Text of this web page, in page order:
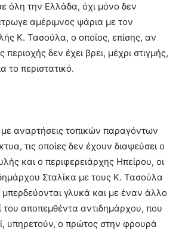
όλη την Ελλάδα, όχι μόνο δεν
αμέριμνος ψάρια με τον
Κ. Τασούλα, ο οποίος, επίσης, αν
περιοχής δεν έχει βρει, μέχρι στιγμής,
το περιστατικό.
αναρτήσεις τοπικών παραγόντων
τις οποίες δεν έχουν διαψεύσει ο
και ο περιφερειάρχης Ηπείρου, οι
Σταλίκα με τους Κ. Τασούλα
γλυκά και με έναν άλλο
του αποπεμθέντα αντιδημάρχου, που
υπηρετούν, ο πρώτος στην φρουρά